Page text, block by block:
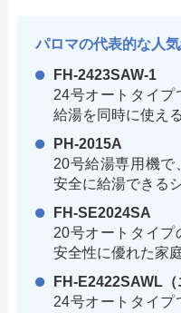
パロマの代表的な人
FH-2423SAW-1
24号オートタイプ
給湯を同時に使え
PH-2015A
20号給湯専用機で
安全に給湯できる
FH-SE2024SA
20号オートタイプ
安全性に優れた家
FH-E2422SAWL（
24号オートタイプ